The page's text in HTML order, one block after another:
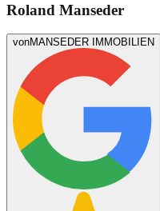
Roland Manseder
vonMANSEDER IMMOBILIEN